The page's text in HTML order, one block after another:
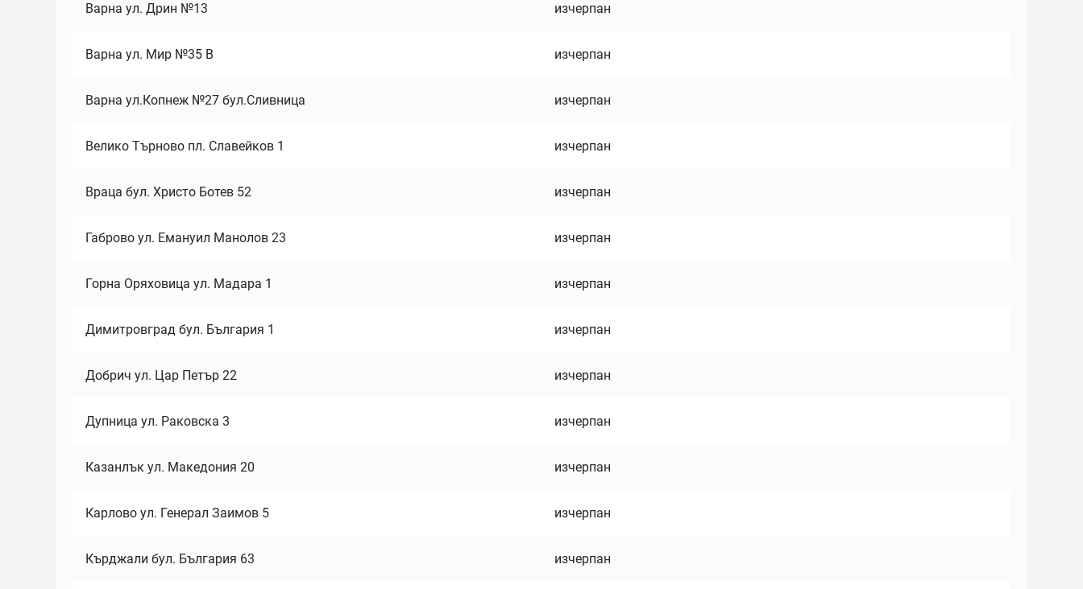
Варна ул. Дрин №13 изчерпан
Варна ул. Мир №35 В изчерпан
Варна ул.Копнеж №27 бул.Сливница изчерпан
Велико Търново пл. Славейков 1 изчерпан
Враца бул. Христо Ботев 52 изчерпан
Габрово ул. Емануил Манолов 23 изчерпан
Горна Оряховица ул. Мадара 1 изчерпан
Димитровград бул. България 1 изчерпан
Добрич ул. Цар Петър 22 изчерпан
Дупница ул. Раковска 3 изчерпан
Казанлък ул. Македония 20 изчерпан
Карлово ул. Генерал Заимов 5 изчерпан
Кърджали бул. България 63 изчерпан